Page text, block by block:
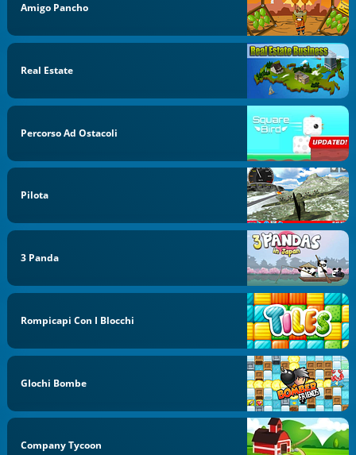
Amigo Pancho
Real Estate
Percorso Ad Ostacoli
Pilota
3 Panda
Rompicapi Con I Blocchi
GIochi Bombe
Company Tycoon